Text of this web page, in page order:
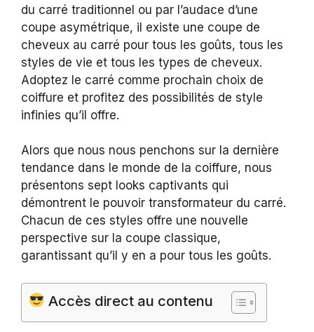
du carré traditionnel ou par l’audace d’une
coupe asymétrique, il existe une coupe de
cheveux au carré pour tous les goûts, tous les
styles de vie et tous les types de cheveux.
Adoptez le carré comme prochain choix de
coiffure et profitez des possibilités de style
infinies qu’il offre.
Alors que nous nous penchons sur la dernière
tendance dans le monde de la coiffure, nous
présentons sept looks captivants qui
démontrent le pouvoir transformateur du carré.
Chacun de ces styles offre une nouvelle
perspective sur la coupe classique,
garantissant qu’il y en a pour tous les goûts.
Accès direct au contenu